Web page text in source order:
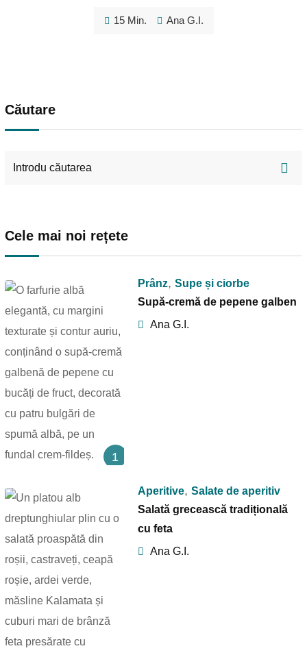
15 Min. Ana G.I.
Căutare
Cele mai noi rețete
1
Prânz, Supe și ciorbe
Supă-cremă de pepene galben
Ana G.I.
Aperitive, Salate de aperitiv
Salată grecească tradițională
cu feta
Ana G.I.